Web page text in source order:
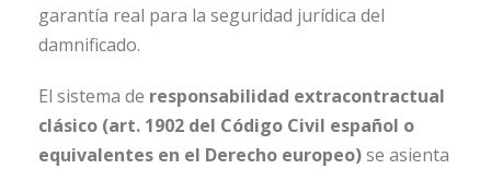
garantía real para la seguridad jurídica del
damnificado.
El sistema de responsabilidad extracontractual
clásico (art. 1902 del Código Civil español o
equivalentes en el Derecho europeo)se asienta